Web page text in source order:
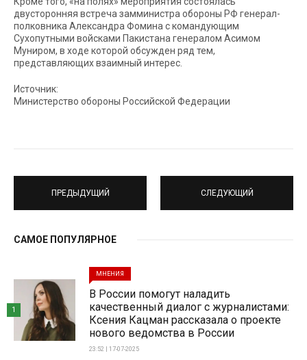
двусторонняя встреча замминистра обороны РФ генерал-
полковника Александра Фомина с командующим
Сухопутными войсками Пакистана генералом Асимом
Муниром, в ходе которой обсужден ряд тем,
представляющих взаимный интерес.
Источник:
Министерство обороны Российской Федерации
ПРЕДЫДУЩИЙ СЛЕДУЮЩИЙ
САМОЕ ПОПУЛЯРНОЕ
МНЕНИЯ
В России помогут наладить
качественный диалог с журналистами:
Ксения Кацман рассказала о проекте
нового ведомства в России
23:52 | 17-07-2025
1